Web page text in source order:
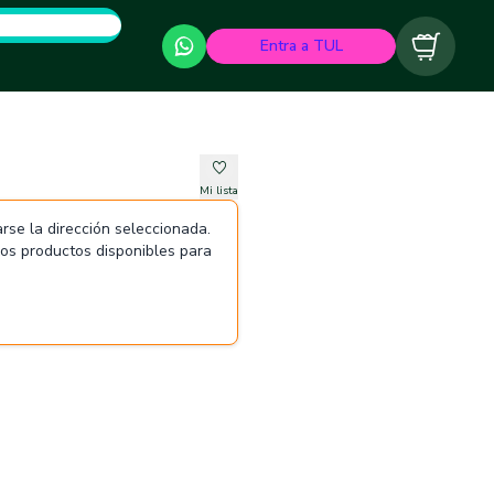
Entra a TUL Carrito
Mi lista
la dirección seleccionada.
productos disponibles para